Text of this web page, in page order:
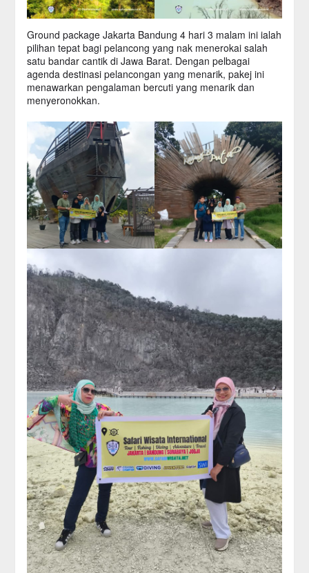
Ground package Jakarta Bandung 4 hari 3 malam ini ialah
pilihan tepat bagi pelancong yang nak menerokai salah
satu bandar cantik di Jawa Barat. Dengan pelbagai
agenda destinasi pelancongan yang menarik, pakej ini
menawarkan pengalaman bercuti yang menarik dan
menyeronokkan.